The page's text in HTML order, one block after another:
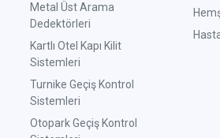
Metal Üst Arama
Dedektörleri
Kartlı Otel Kapı Kilit
Sistemleri
Turnike Geçiş Kontrol
Sistemleri
Otopark Geçiş Kontrol